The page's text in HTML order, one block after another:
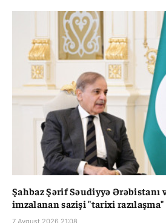
Şahbaz Şərif Səudiyyə Ərəbistanı
imzalanan sazişi "tarixi razılaşma"
7 Avqust 2026 21:08